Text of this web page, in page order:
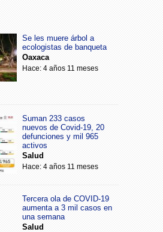
Se les muere árbol a
ecologistas de banqueta
Oaxaca
Hace: 4 años 11 meses
Suman 233 casos
nuevos de Covid-19, 20
defunciones y mil 965
activos
Salud
Hace: 4 años 11 meses
Tercera ola de COVID-19
aumenta a 3 mil casos en
una semana
Salud